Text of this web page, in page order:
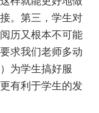
。第三，学生对
历又根本不可能
求我们老师多动
为学生搞好服
有利于学生的发